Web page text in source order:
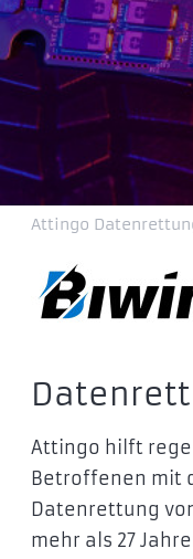
Attingo
Attingo hilft
Betroffenen mit
Datenrettung
mehr als 27